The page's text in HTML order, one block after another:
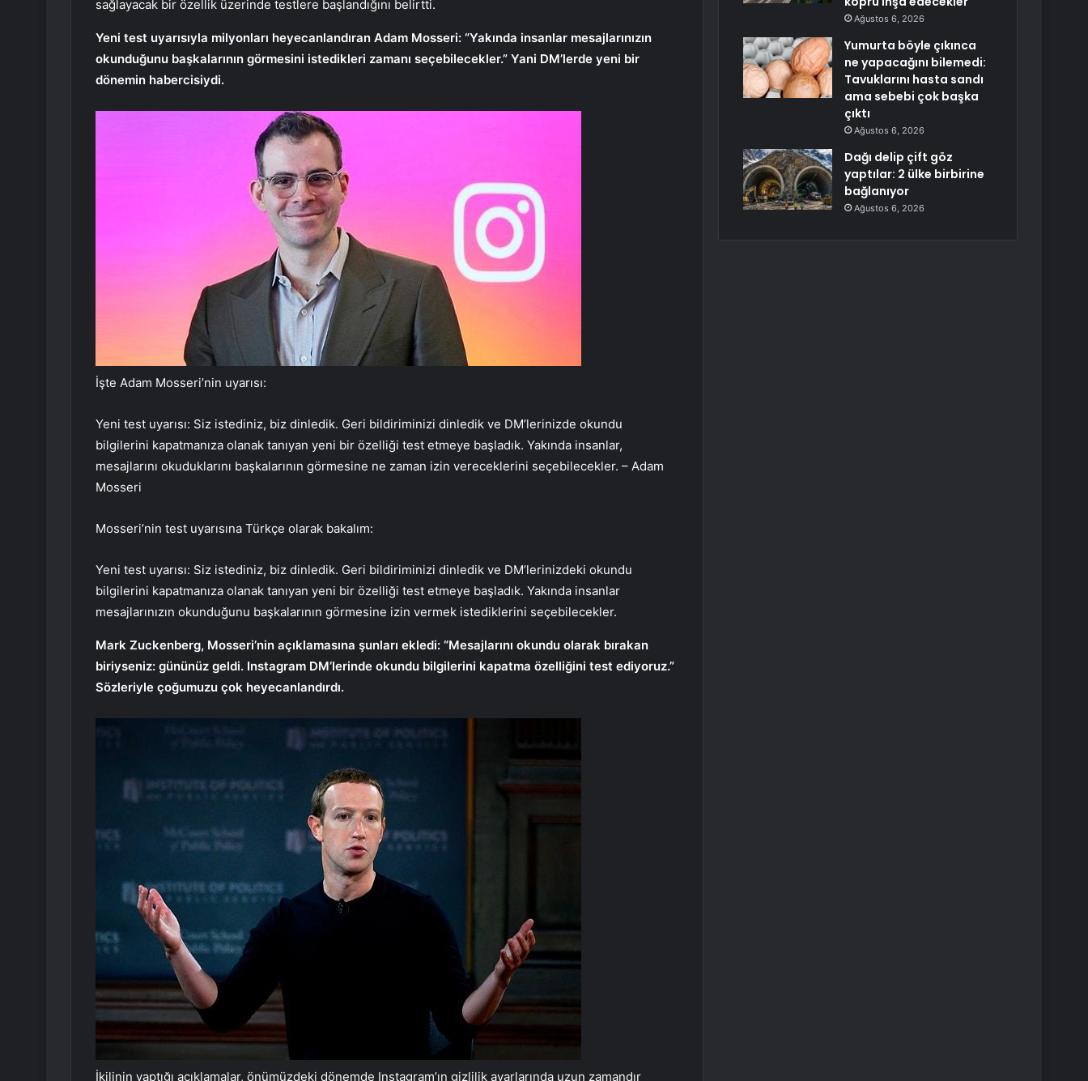
sağlayacak bir özellik üzerinde testlere başlandığını belirtti.
Yeni test uyarısıyla milyonları heyecanlandıran Adam Mosseri: “Yakında insanlar mesajlarınızın
okunduğunu başkalarının görmesini istedikleri zamanı seçebilecekler.” Yani DM’lerde yeni bir
dönemin habercisiydi.
İşte Adam Mosseri’nin uyarısı:
Yeni test uyarısı: Siz istediniz, biz dinledik. Geri bildiriminizi dinledik ve DM’lerinizde okundu
bilgilerini kapatmanıza olanak tanıyan yeni bir özelliği test etmeye başladık. Yakında insanlar,
mesajlarını okuduklarını başkalarının görmesine ne zaman izin vereceklerini seçebilecekler. – Adam
Mosseri
Mosseri’nin test uyarısına Türkçe olarak bakalım:
Yeni test uyarısı: Siz istediniz, biz dinledik. Geri bildiriminizi dinledik ve DM’lerinizdeki okundu
bilgilerini kapatmanıza olanak tanıyan yeni bir özelliği test etmeye başladık. Yakında insanlar
mesajlarınızın okunduğunu başkalarının görmesine izin vermek istediklerini seçebilecekler.
Mark Zuckenberg, Mosseri’nin açıklamasına şunları ekledi: “Mesajlarını okundu olarak bırakan
biriyseniz: gününüz geldi. Instagram DM’lerinde okundu bilgilerini kapatma özelliğini test ediyoruz.”
Sözleriyle çoğumuzu çok heyecanlandırdı.
İkilinin yaptığı açıklamalar, önümüzdeki dönemde Instagram’ın gizlilik ayarlarında uzun zamandır
Ağustos 6, 2026
Yumurta böyle çıkınca
ne yapacağını bilemedi:
Tavuklarını hasta sandı
ama sebebi çok başka
çıktı
Ağustos 6, 2026
Dağı delip çift göz
yaptılar: 2 ülke birbirine
bağlanıyor
Ağustos 6, 2026